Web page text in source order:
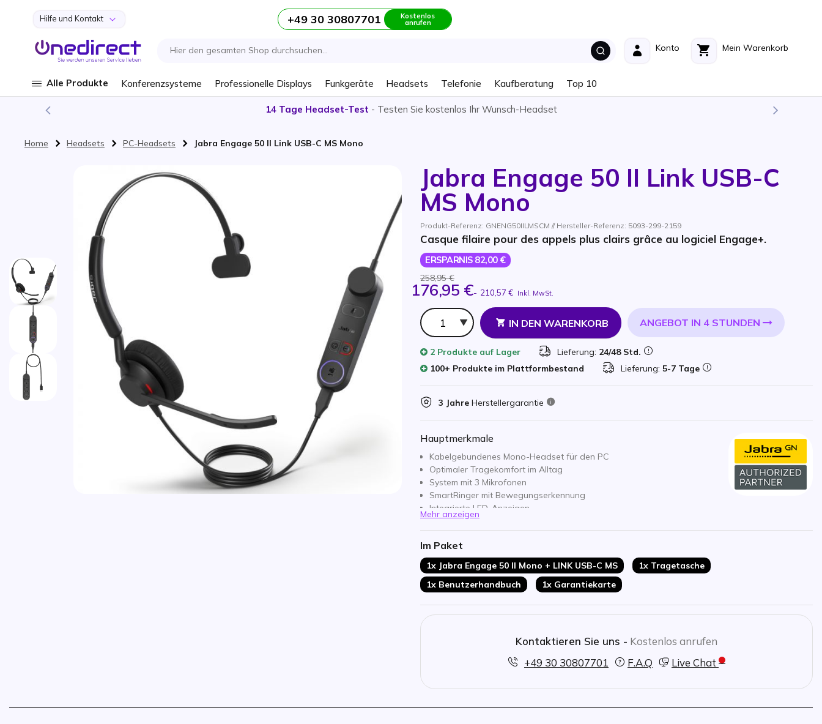
Zum Inhalt springen
Hilfe und Kontakt +49 30 30807701 Kostenlos
anrufen
Mein Warenkorb
Konto
Alle Produkte Konferenzsysteme Professionelle Displays Funkgeräte Headsets Telefonie Kaufberatung Top 10
14 Tage Headset-Test - Testen Sie kostenlos Ihr Wunsch-Headset
Home Headsets PC-Headsets Jabra Engage 50 II Link USB-C MS Mono
Jabra Engage 50 II Link USB-C
MS Mono
Produkt-Referenz: GNENG50IILMSCM // Hersteller-Referenz: 5093-299-2159
Casque filaire pour des appels plus clairs grâce au logiciel Engage+.
ERSPARNIS 82,00 €
258,95 €
176,95 €- 210,57 € Inkl. MwSt.
Anzahl
IN DEN WARENKORB ANGEBOT IN 4 STUNDEN
2 Produkte auf Lager Lieferung: 24/48 Std.
100+ Produkte im Plattformbestand
Lieferung: 5-7 Tage
3 Jahre Herstellergarantie
Hauptmerkmale
Kabelgebundenes Mono-Headset für den PC
Optimaler Tragekomfort im Alltag
System mit 3 Mikrofonen
SmartRinger mit Bewegungserkennung
Integrierte LED-Anzeigen
Anschluss: USB-C
Einfacher und schneller Anschluss: Plug & Play
Zertifiziert für Microsoft Teams
Mehr anzeigen
Im Paket
1x Jabra Engage 50 II Mono + LINK USB-C MS
1x Tragetasche
1x Benutzerhandbuch
1x Garantiekarte
Kontaktieren Sie uns - Kostenlos anrufen
+49 30 30807701
F.A.Q Live Chat